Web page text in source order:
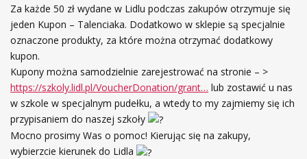
Za każde 50 zł wydane w Lidlu podczas zakupów otrzymuje się
jeden Kupon – Talenciaka. Dodatkowo w sklepie są specjalnie
oznaczone produkty, za które można otrzymać dodatkowy
kupon.
Kupony można samodzielnie zarejestrować na stronie – >
https://szkoly.lidl.pl/VoucherDonation/grant… lub zostawić u nas
w szkole w specjalnym pudełku, a wtedy to my zajmiemy się ich
przypisaniem do naszej szkoły
Mocno prosimy Was o pomoc! Kierując się na zakupy,
wybierzcie kierunek do Lidla